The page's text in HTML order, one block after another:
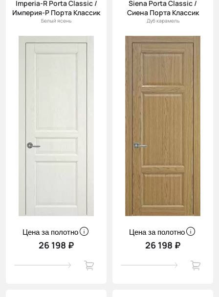
Imperia-R Porta Classic /
Империя-Р Порта Классик
Белый ясень
Цена за полотно
26 198 ₽
Siena Porta Classic /
Сиена Порта Классик
Дуб карамель
Цена за полотно
26 198 ₽